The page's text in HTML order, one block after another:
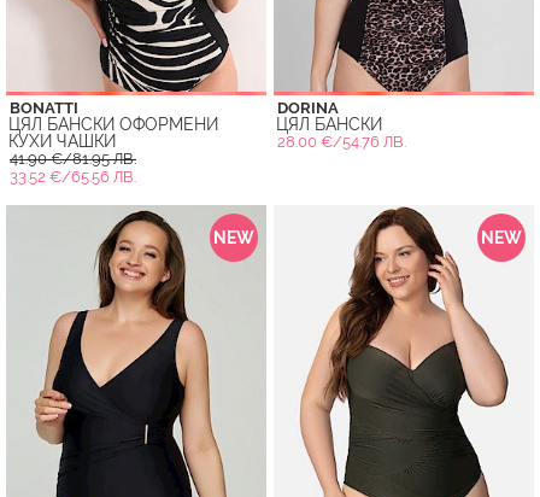
BONATTI
ЦЯЛ БАНСКИ ОФОРМЕНИ
КУХИ ЧАШКИ
41.90 €/81.95 ЛВ.
33.52 €/65.56 ЛВ.
DORINA
ЦЯЛ БАНСКИ
28.00 €/54.76 ЛВ.
NEW NEW